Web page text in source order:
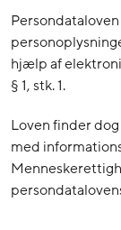
hjælp af
§ 1, stk. 1.
Loven finder
med